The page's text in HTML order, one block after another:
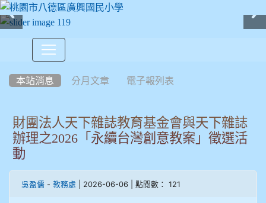
本站消息 分月文章 電子報列表
財團法人天下雜誌教育基金會與天下雜誌
辦理之2026「永續台灣創意教案」徵選活
動
吳盈儒 - 教務處 | 2026-06-06 | 點閱數： 121